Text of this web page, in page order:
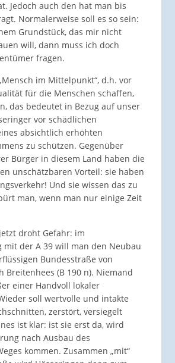
Jedoch auch den hat man bis
Normalerweise soll es so sein:
Grundstück, das mir nicht
will, dann muss ich doch
fragen.
im Mittelpunkt“, d.h. vor
für die Menschen schaffen,
das bedeutet in Bezug auf unser
vor schädlichen
absichtlich erhöhten
zu schützen. Gegenüber
Bürger in diesem Land haben die
unschätzbaren Vorteil: sie haben
Und sie wissen das zu
man, wenn man nur einige Zeit
droht Gefahr: im
mit der A 39 will man den Neubau
Bundesstraße von
Breitenhees (B 190 n). Niemand
einer Handvoll lokaler
soll wertvolle und intakte
zerstört, versiegelt
ist klar: ist sie erst da, wird
nach Ausbau des
kommen. Zusammen „mit“